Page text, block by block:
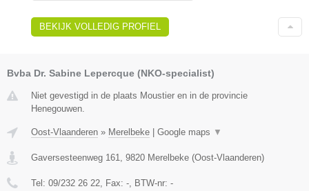
BEKIJK VOLLEDIG PROFIEL
Bvba Dr. Sabine Lepercque (NKO-specialist)
Niet gevestigd in de plaats Moustier en in de provincie
Henegouwen.
Oost-Vlaanderen » Merelbeke Google maps ▼
Gaversesteenweg 161 9820 Merelbeke (Oost-Vlaanderen)
Tel: 09/232 26 22 , Fax: - , BTW-nr: -